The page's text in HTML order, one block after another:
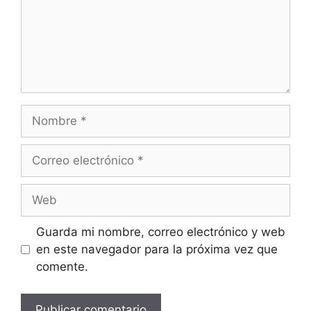
Guarda mi nombre, correo electrónico y web
en este navegador para la próxima vez que
comente.